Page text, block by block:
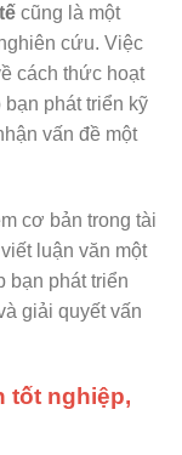
cũng là một
cứu. Việc
cách thức hoạt
phát triển kỹ
vấn đề một
cơ bản trong tài
luận văn một
bạn phát triển
giải quyết vấn
tốt nghiệp,